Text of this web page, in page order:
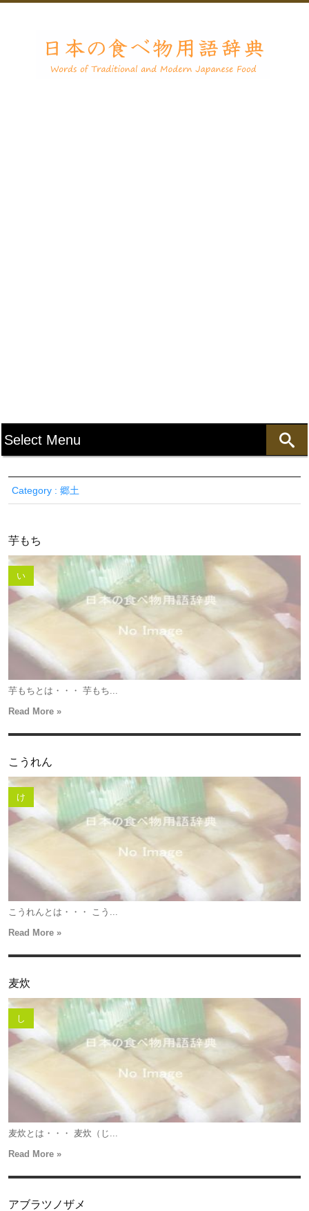
Category : 郷土
芋もち
い
芋もちとは・・・ 芋もち...
Read More »
こうれん
け
こうれんとは・・・ こう...
Read More »
麦炊
し
麦炊とは・・・ 麦炊（じ...
Read More »
アブラツノザメ